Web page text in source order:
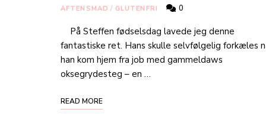
AFTENSMAD / GLUTENFRI 0
På Steffen fødselsdag lavede jeg denne
fantastiske ret. Hans skulle selvfølgelig forkæles
han kom hjem fra job med gammeldaws
oksegrydesteg – en …
READ MORE